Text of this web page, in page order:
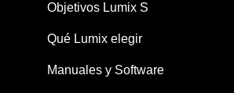
Objetivos Lumix S
Qué Lumix elegir
Manuales y Software